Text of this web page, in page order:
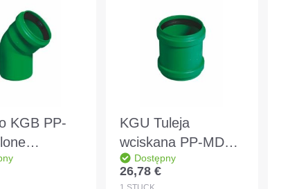
KGB PP-
87,5°
14758
KGU Tuleja
wciskana PP-MD
zielona DN/OD110
DIN EN 14758
Dostępny
Cena regularna:
26,78 €